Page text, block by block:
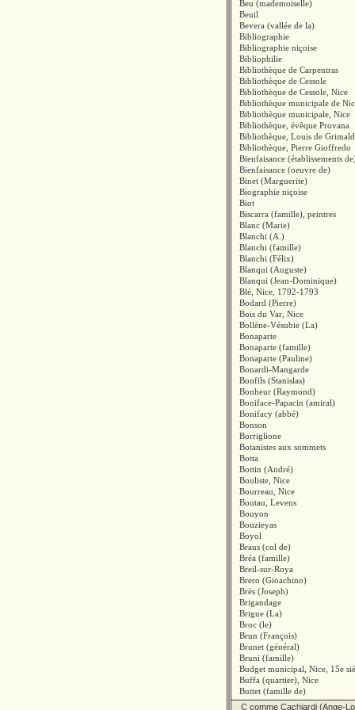
Beu (mademoiselle)
Beuil
Bevera (vallée de la)
Bibliographie
Bibliographie niçoise
Bibliophilie
Bibliothèque de Carpentras
Bibliothèque de Cessole
Bibliothèque de Cessole, Nice
Bibliothèque municipale de
Bibliothèque municipale, Nice
Bibliothèque, évêque Provana
Bibliothèque, Louis de
Bibliothèque, Pierre Gioffredo
Bienfaisance (établissements
Bienfaisance (oeuvre de)
Binet (Marguerite)
Biographie niçoise
Biot
Biscarra (famille), peintres
Blanc (Marie)
Blanchi (A.)
Blanchi (famille)
Blanchi (Félix)
Blanqui (Auguste)
Blanqui (Jean-Dominique)
Blé, Nice, 1792-1793
Bodard (Pierre)
Bois du Var, Nice
Bollène-Vésubie (La)
Bonaparte
Bonaparte (famille)
Bonaparte (Pauline)
Bonardi-Mangarde
Bonfils (Stanislas)
Bonheur (Raymond)
Boniface-Papacin (amiral)
Bonifacy (abbé)
Bonson
Borriglione
Botanistes aux sommets
Botta
Bottin (André)
Bouliste, Nice
Bourreau, Nice
Boutau, Levens
Bouyon
Bouzieyas
Boyol
Braus (col de)
Bréa (famille)
Breil-sur-Roya
Brero (Gioachino)
Brès (Joseph)
Brigandage
Brigue (La)
Broc (le)
Brun (François)
Brunet (général)
Bruni (famille)
Budget municipal, Nice, 15e
Buffa (quartier), Nice
Buttet (famille de)
C comme Cachiardi (Ange-